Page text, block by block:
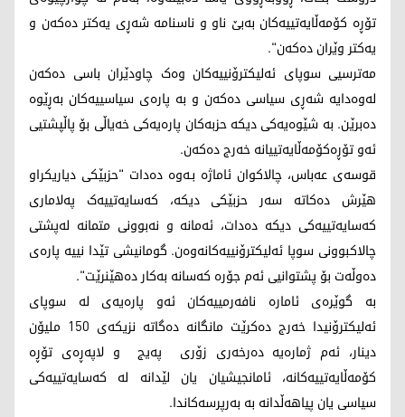
تۆڕە کۆمەڵایەتییەکان بەبێ ناو و ناسنامە شەڕی یەکتر دەکەن و
یەکتر وێران دەکەن".
مەترسیی سوپای ئەلیکترۆنییەکان وەک چاودێران باسی دەکەن
لەوەدایە شەڕی سیاسی دەکەن و بە پارەی سیاسییەکان بەڕێوە
دەبرێن. بە شێوەیەکی دیکە حزبەکان پارەیەکی خەیاڵی بۆ پاڵپشتیی
ئەو تۆڕەکۆمەڵایەتییانە خەرج دەکەن.
قوسەی عەباس، چالاکوان ئاماژە بـەوە دەدات "حزبێکی دیاریکراو
هێرش دەکاتە سەر حزبێکی دیکە، کەسایەتییەک پەلاماری
کەسایەتییەکی دیکە دەدات، ئەمانە و نەبوونی متمانە لەپشتی
چالاکبوونی سوپا ئەلیکترۆنییەکانەوەن. گومانیشی تێدا نییە پارەی
دەوڵەت بۆ پشتوانیی ئەم جۆرە کەسانە بەکار دەهێنرێت".
بە گوێرەی ئامارە نافەرمییەکان ئەو پارەیەی لە سوپای
ئەلیکترۆنیدا خەرج دەکرێت مانگانە دەگاتە نزیکەی 150 ملیۆن
دینار، ئەم ژمارەیە دەرخەری زۆری پەیج و لاپەڕەی تۆڕە
کۆمەڵایەتییەکانە، ئامانجیشیان یان لێدانە لە کەسایەتییەکی
سیاسی یان پیاهەڵدانە بە بەرپرسەکاندا.